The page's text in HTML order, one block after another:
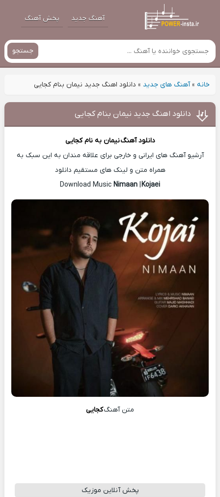
آهنگ جدید پخش آهنگ
جستجو
خانه»آهنگ های جدید » دانلود اهنگ جدید نیمان بنام کجایی
دانلود اهنگ جدید نیمان بنام کجایی
دانلود آهنگنیمان به نام کجایی
آرشیو آهنگ های ایرانی و خارجی برای علاقه مندان به این سبک به
همراه متن و لینک های مستقیم دانلود
Download Music
Nimaan|Kojaei
متن آهنگکجایی
پخش آنلاین موزیک